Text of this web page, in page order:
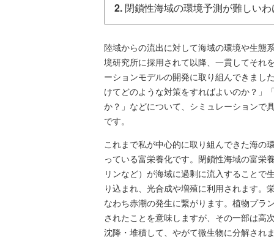
2. 閉鎖性海域の環境予測が難しい
陸域からの流出に対して海域の環境や生
境研究所に採用されて以降、一貫してそれ
ーションモデルの開発に取り組んできまし
けてどのような対策をすればよいのか？」
か？」などについて、シミュレーションで
です。
これまで私が中心的に取り組んできた海の
っている富栄養化です。閉鎖性海域の富栄
リンなど）が海域に過剰に流入することで
り込まれ、光合成や増殖に利用されます。
なわち赤潮の発生に繋がります。植物プラ
されたことを意味しますが、その一部は高
沈降・堆積して、やがて微生物に分解され